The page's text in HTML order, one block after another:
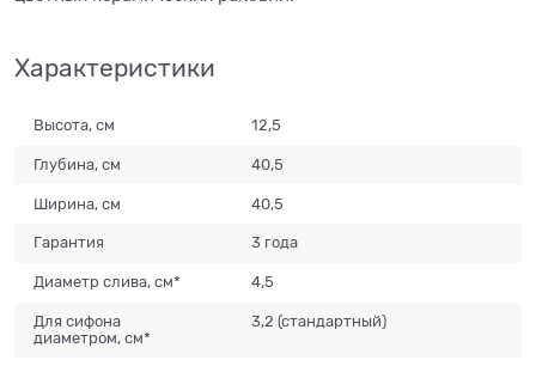
Характеристики
Высота, см 12,5
Глубина, см 40,5
Ширина, см 40,5
Гарантия 3 года
Диаметр слива, см* 4,5
Для сифона
диаметром, см*
3,2 (стандартный)